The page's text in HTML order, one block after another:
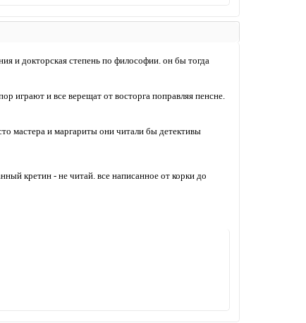
и докторская степень по философии. он бы тогда
играют и все верещат от восторга поправляя пенсне.
мастера и маргариты они читали бы детективы
кретин - не читай. все написанное от корки до